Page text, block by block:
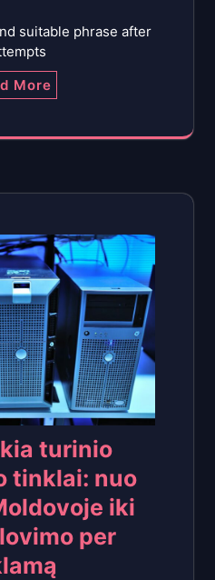
suitable phrase after
More
turinio
tinklai: nuo
iki
per